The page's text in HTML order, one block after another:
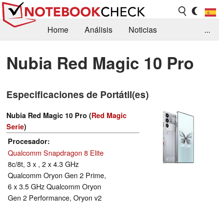
Home Análisis
Noticias
Orientación para la Compra
Busca
Contacto
...
Nubia Red Magic 10 Pro
Especificaciones de Portátil(es)
Nubia Red Magic 10 Pro (Red Magic
Serie)
Procesador
Qualcomm Snapdragon 8 Elite
8c/8t, 3 x , 2 x 4.3 GHz
Qualcomm Oryon Gen 2 Prime,
6 x 3.5 GHz Qualcomm Oryon
Gen 2 Performance, Oryon v2